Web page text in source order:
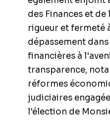
des Finances et
rigueur et fermeté
dépassement
financières à
transparence,
réformes
judiciaires
l'élection de